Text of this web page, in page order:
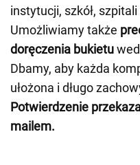
instytucji, szkół,
Umożliwiamy także
doręczenia bukietu
Dbamy, aby każda
ułożona i długo
Potwierdzenie
mailem.